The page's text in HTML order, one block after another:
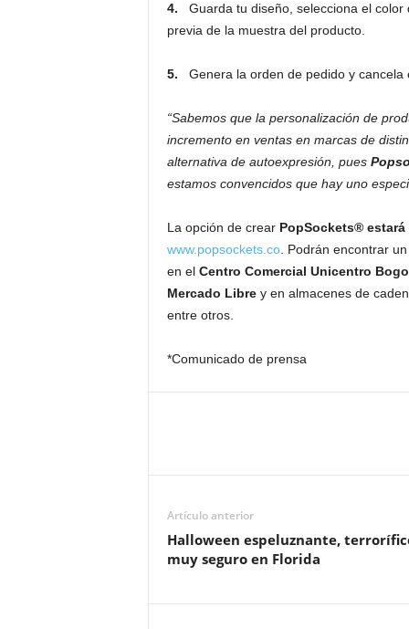
4. Guarda tu diseño, selecciona el color
previa de la muestra del producto.
5. Genera la orden de pedido y cancela
“Sabemos que la personalización de
incremento en ventas en marcas de
alternativa de autoexpresión, pues
estamos convencidos que hay uno
La opción de crear PopSockets®
www.popsockets.co. Podrán encontrar
en el Centro Comercial Unicentro
Mercado Librey en almacenes de
entre otros.
*Comunicado de prensa
Artículo anterior
Halloween espeluznante,
muy seguro en Florida